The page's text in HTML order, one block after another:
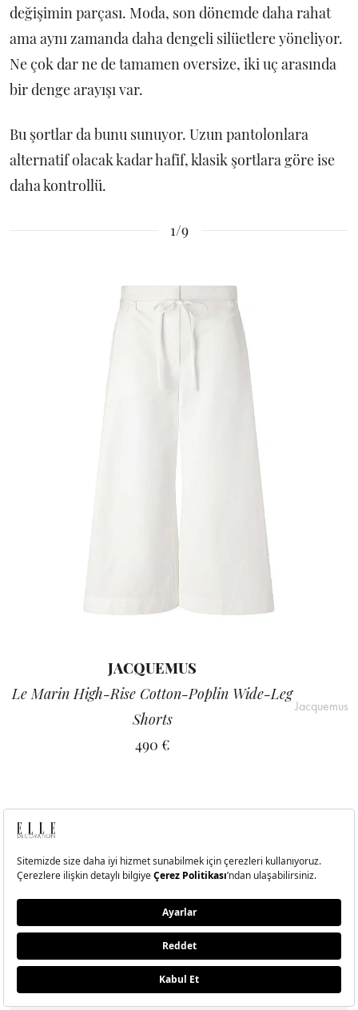
değişimin parçası. Moda, son dönemde daha rahat
ama aynı zamanda daha dengeli silüetlere yöneliyor.
Ne çok dar ne de tamamen oversize, iki uç arasında
bir denge arayışı var.
Bu şortlar da bunu sunuyor. Uzun pantolonlara
alternatif olacak kadar hafif, klasik şortlara göre ise
daha kontrollü.
1/9
JACQUEMUS
Le Marin High-Rise Cotton-Poplin Wide-Leg
Shorts
490 €
Jacquemus